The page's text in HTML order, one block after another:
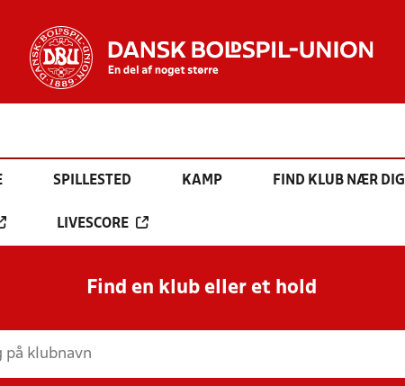
SPILLESTED KAMP FIND KLUB NÆR DIG
LIVESCORE
Find en klub eller et hold